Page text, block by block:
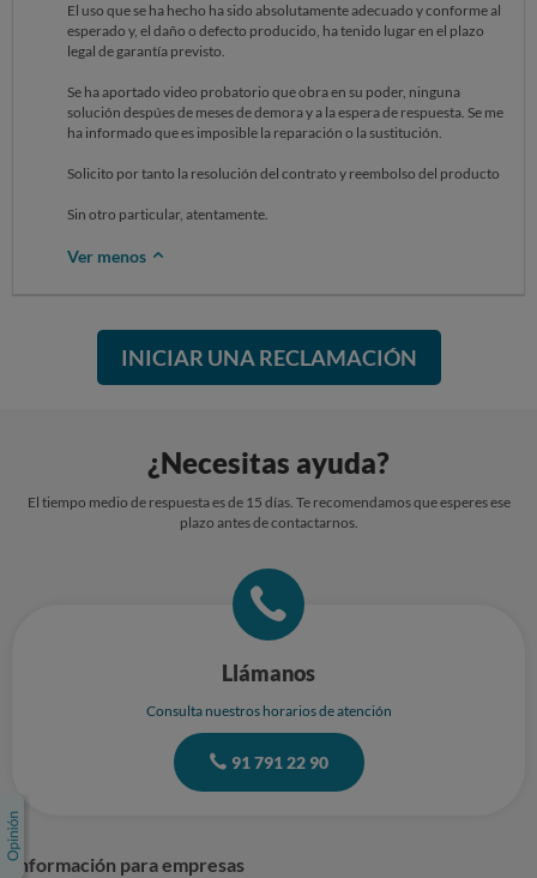
El uso que se ha hecho ha sido absolutamente adecuado y conforme al
esperado y, el daño o defecto producido, ha tenido lugar en el plazo
legal de garantía previsto.
Se ha aportado video probatorio que obra en su poder, ninguna
solución despúes de meses de demora y a la espera de respuesta. Se me
ha informado que es imposible la reparación o la sustitución.
Solicito por tanto la resolución del contrato y reembolso del producto
Sin otro particular, atentamente.
Ver menos
INICIAR UNA RECLAMACIÓN
¿Necesitas ayuda?
El tiempo medio de respuesta es de 15 días. Te recomendamos que esperes ese
plazo antes de contactarnos.
Llámanos
Consulta nuestros horarios de atención
91 791 22 90
Información para empresas